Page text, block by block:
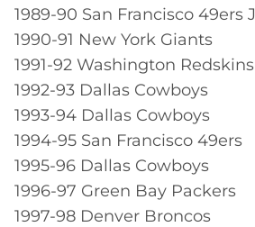
1989-90 San Francisco 49ers J
1990-91 New York Giants
1991-92 Washington Redskins
1992-93 Dallas Cowboys
1993-94 Dallas Cowboys
1994-95 San Francisco 49ers
1995-96 Dallas Cowboys
1996-97 Green Bay Packers
1997-98 Denver Broncos